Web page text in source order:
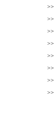
>>
>>
>>
>>
>>
>>
>>
>>